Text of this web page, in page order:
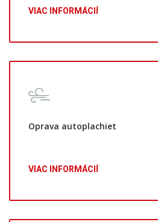
VIAC INFORMÁCIÍ
Oprava autoplachiet
VIAC INFORMÁCIÍ